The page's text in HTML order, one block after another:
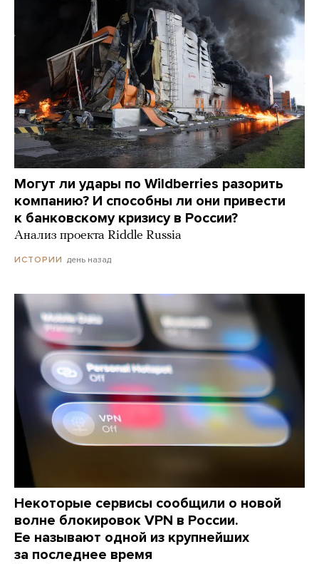
Могут ли удары по Wildberries разорить
компанию? И способны ли они привести
к банковскому кризису в России?
Анализ проекта Riddle Russia
ИСТОРИИ день назад
Некоторые сервисы сообщили о новой
волне блокировок VPN в России.
Ее называют одной из крупнейших
за последнее время